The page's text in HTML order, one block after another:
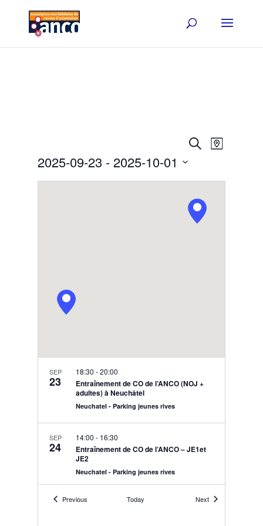
Events
Search
Views
Navigation
SearchEvent
Views
Map
2025-09-23 - 2025-10-01
SEP
23
18:30-20:00
Entraînement de CO de l’ANCO (NOJ +
adultes) à Neuchâtel
Neuchatel - Parking jeunes rives
SEP
24
14:00- 16:30
Entraînement de CO de l’ANCO – JE1et
JE2
Neuchatel - Parking jeunes rives
SEP 18:30
Previous Today NextEvents